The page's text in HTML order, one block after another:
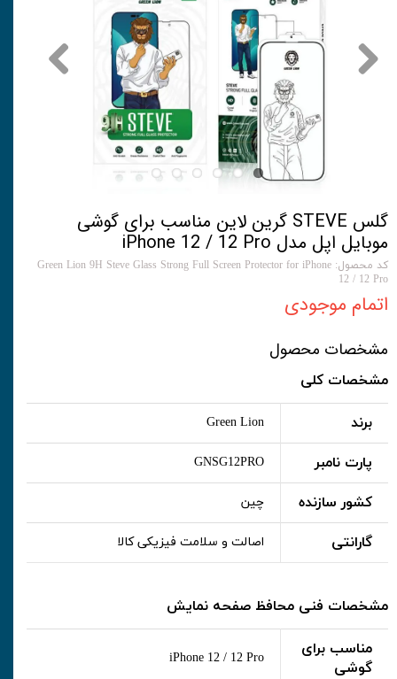
گلس STEVE گرین لاین مناسب برای گوشی
موبایل اپل مدل iPhone 12 / 12 Pro
کد محصول: Green Lion 9H Steve Glass Strong Full Screen Protector for iPhone
12 / 12 Pro
اتمام موجودی
مشخصات محصول
مشخصات کلی
برند Green Lion
پارت نامبر GNSG12PRO
کشور سازنده چین
گارانتی اصالت و سلامت فیزیکی کالا
مشخصات فنی محافظ صفحه نمایش
مناسب برای
گوشی
iPhone 12 / 12 Pro